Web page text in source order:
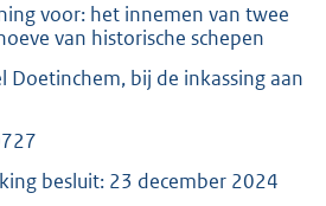
K
b
voor: het innemen van twee
van historische schepen
Doetinchem, bij de inkassing aan
besluit: 23 december 2024